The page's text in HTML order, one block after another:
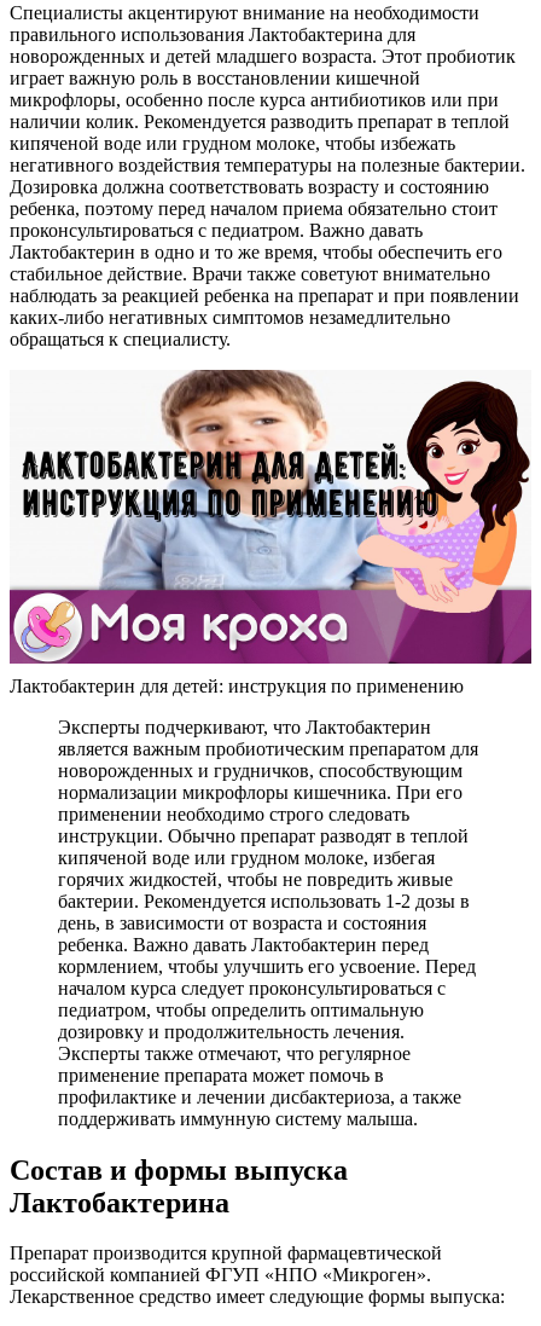
Специалисты акцентируют внимание на необходимости
правильного использования Лактобактерина для
новорожденных и детей младшего возраста. Этот пробиотик
играет важную роль в восстановлении кишечной
микрофлоры, особенно после курса антибиотиков или при
наличии колик. Рекомендуется разводить препарат в теплой
кипяченой воде или грудном молоке, чтобы избежать
негативного воздействия температуры на полезные бактерии.
Дозировка должна соответствовать возрасту и состоянию
ребенка, поэтому перед началом приема обязательно стоит
проконсультироваться с педиатром. Важно давать
Лактобактерин в одно и то же время, чтобы обеспечить его
стабильное действие. Врачи также советуют внимательно
наблюдать за реакцией ребенка на препарат и при появлении
каких-либо негативных симптомов незамедлительно
обращаться к специалисту.
Лактобактерин для детей: инструкция по применению
Эксперты подчеркивают, что Лактобактерин
является важным пробиотическим препаратом для
новорожденных и грудничков, способствующим
нормализации микрофлоры кишечника. При его
применении необходимо строго следовать
инструкции. Обычно препарат разводят в теплой
кипяченой воде или грудном молоке, избегая
горячих жидкостей, чтобы не повредить живые
бактерии. Рекомендуется использовать 1-2 дозы в
день, в зависимости от возраста и состояния
ребенка. Важно давать Лактобактерин перед
кормлением, чтобы улучшить его усвоение. Перед
началом курса следует проконсультироваться с
педиатром, чтобы определить оптимальную
дозировку и продолжительность лечения.
Эксперты также отмечают, что регулярное
применение препарата может помочь в
профилактике и лечении дисбактериоза, а также
поддерживать иммунную систему малыша.
Состав и формы выпуска
Лактобактерина
Препарат производится крупной фармацевтической
российской компанией ФГУП «НПО «Микроген».
Лекарственное средство имеет следующие формы выпуска: